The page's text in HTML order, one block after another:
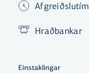
Hraðbankar
Einstaklingar